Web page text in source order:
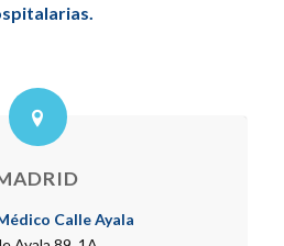
Calle Ayala